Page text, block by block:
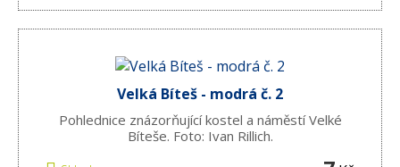
Velká Bíteš - modrá č. 2
Pohlednice znázorňující kostel a náměstí Velké
Bíteše. Foto: Ivan Rillich.